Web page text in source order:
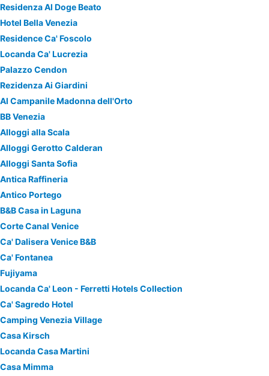
Residenza Al Doge Beato
Hotel Bella Venezia
Residence Ca' Foscolo
Locanda Ca' Lucrezia
Palazzo Cendon
Rezidenza Ai Giardini
Al Campanile Madonna dell'Orto
BB Venezia
Alloggi alla Scala
Alloggi Gerotto Calderan
Alloggi Santa Sofia
Antica Raffineria
Antico Portego
B&B Casa in Laguna
Corte Canal Venice
Ca' Dalisera Venice B&B
Ca' Fontanea
Fujiyama
Locanda Ca' Leon - Ferretti Hotels Collection
Ca' Sagredo Hotel
Camping Venezia Village
Casa Kirsch
Locanda Casa Martini
Casa Mimma